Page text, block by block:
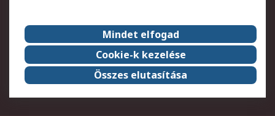
Képviseletek
Rólunk
Vállalatcsoport
Karrier
Díjak és elismerések
ESG globális célok
Mindet elfogad
Cookie-k kezelése
Összes elutasítása